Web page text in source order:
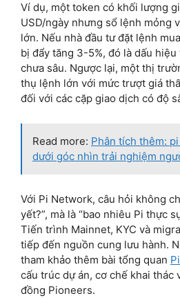
Ví dụ, một token có khối lượng
USD/ngày nhưng sổ lệnh mỏng
lớn. Nếu nhà đầu tư đặt lệnh
bị đẩy tăng 3-5%, đó là dấu
chưa sâu. Ngược lại, một thị
thụ lệnh lớn với mức trượt giá
đối với các cặp giao dịch có độ
Read more: Phân tích thêm:
dưới góc nhìn trải nghiệm
Với Pi Network, câu hỏi không
yết?”, mà là “bao nhiêu Pi thực
Tiến trình Mainnet, KYC và
tiếp đến nguồn cung lưu hành.
tham khảo thêm bài tổng quan
cấu trúc dự án, cơ chế khai thác
đồng Pioneers.